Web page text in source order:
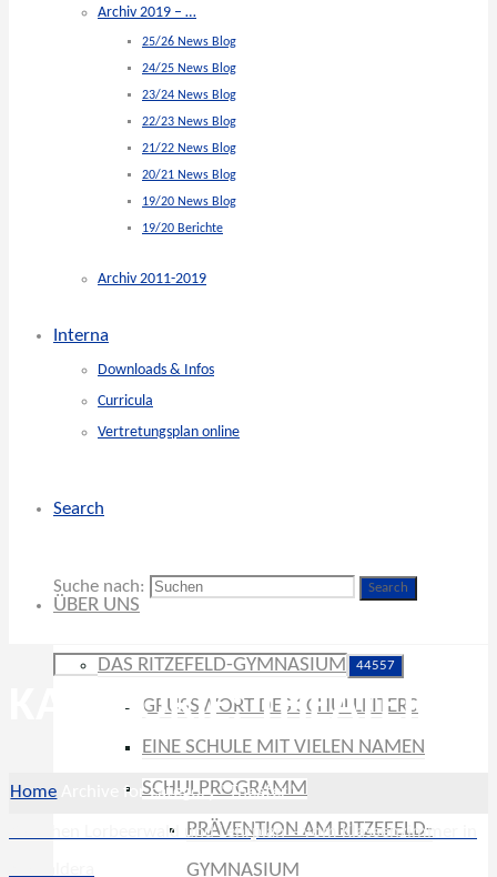
Archiv 2019 – …
25/26 News Blog
24/25 News Blog
23/24 News Blog
22/23 News Blog
21/22 News Blog
20/21 News Blog
19/20 News Blog
19/20 Berichte
Archiv 2011-2019
Interna
Downloads & Infos
Curricula
Vertretungsplan online
Search
Suche nach: Search
ÜBER UNS
DAS RITZEFELD-GYMNASIUM
GRUSSWORT DES SCHULLEITERS
EINE SCHULE MIT VIELEN NAMEN
SCHULPROGRAMM
PRÄVENTION AM RITZEFELD-
GYMNASIUM
KATEGORIE: THEATER
Home Archive for category "Theater"
Zwischen Lorbeerwald und Lehrplan – vom Klassenzimmer in